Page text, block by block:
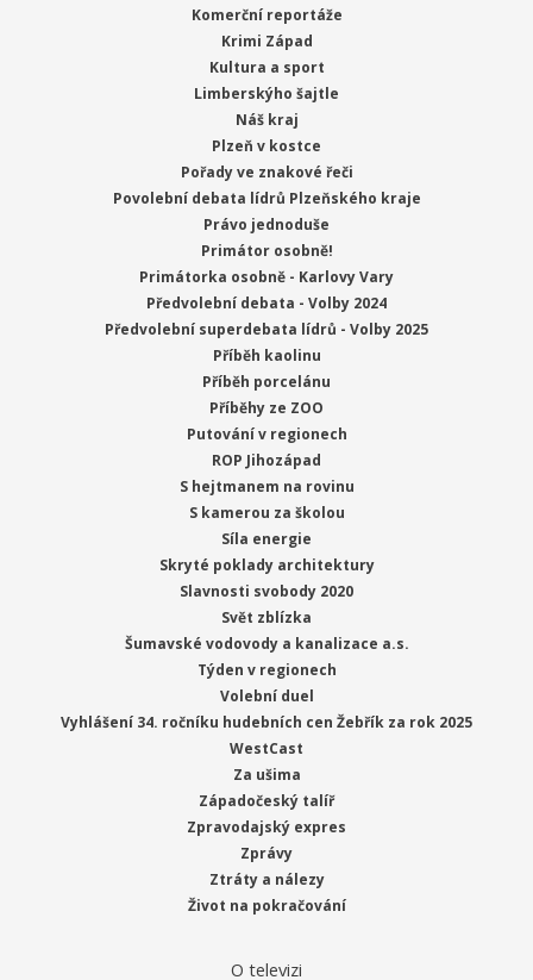
Komerční reportáže
Krimi Západ
Kultura a sport
Limberskýho šajtle
Náš kraj
Plzeň v kostce
Pořady ve znakové řeči
Povolební debata lídrů Plzeňského kraje
Právo jednoduše
Primátor osobně!
Primátorka osobně - Karlovy Vary
Předvolební debata - Volby 2024
Předvolební superdebata lídrů - Volby 2025
Příběh kaolinu
Příběh porcelánu
Příběhy ze ZOO
Putování v regionech
ROP Jihozápad
S hejtmanem na rovinu
S kamerou za školou
Síla energie
Skryté poklady architektury
Slavnosti svobody 2020
Svět zblízka
Šumavské vodovody a kanalizace a.s.
Týden v regionech
Volební duel
Vyhlášení 34. ročníku hudebních cen Žebřík za rok 2025
WestCast
Za ušima
Západočeský talíř
Zpravodajský expres
Zprávy
Ztráty a nálezy
Život na pokračování
O televizi